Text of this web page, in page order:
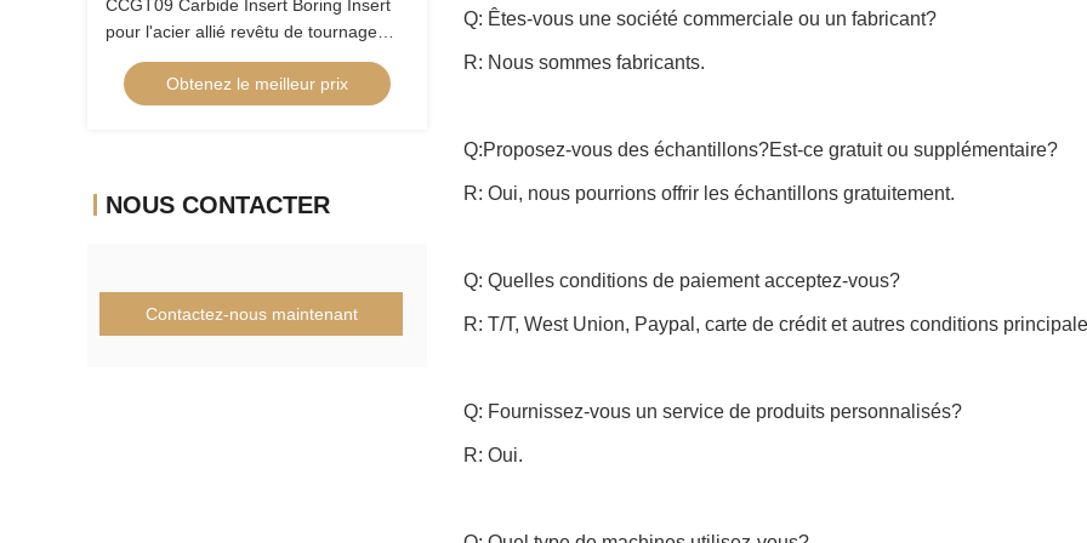
CCGT09 Carbide Insert Boring Insert
pour l'acier allié revêtu de tournage
interne Insert à faible alimentation
Positive Insert CCGT09T304ER-1U
Obtenez le meilleur prix
NOUS CONTACTER
Contactez-nous maintenant
Q: Êtes-vous une société commerciale ou un fabricant?
R: Nous sommes fabricants.
Q:Proposez-vous des échantillons?Est-ce gratuit ou supplémentaire?
R: Oui, nous pourrions offrir les échantillons gratuitement.
Q: Quelles conditions de paiement acceptez-vous?
R: T/T, West Union, Paypal, carte de crédit et autres conditions
Q: Fournissez-vous un service de produits personnalisés?
R: Oui.